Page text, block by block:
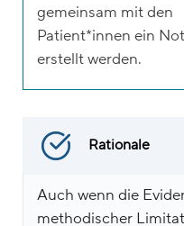
gemeinsam mit den
Patient*innen ein
erstellt werden.
Rationale
Auch wenn die
methodischer